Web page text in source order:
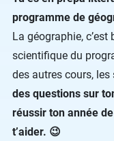
programme de
La géographie,
scientifique du
des autres cours,
des questions sur
réussir ton année
t’aider. 😉